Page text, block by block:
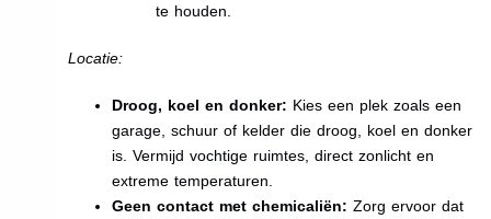
te houden.
Locatie:
Droog, koel en donker: Kies een plek zoals een
garage, schuur of kelder die droog, koel en donker
is. Vermijd vochtige ruimtes, direct zonlicht en
extreme temperaturen.
Geen contact met chemicaliën: Zorg ervoor dat